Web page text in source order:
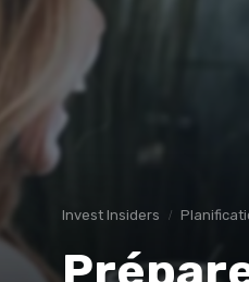
Invest Insiders